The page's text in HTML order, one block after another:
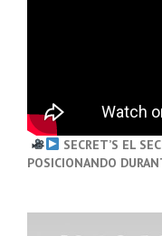
SECRET’S EL
POSICIONANDO